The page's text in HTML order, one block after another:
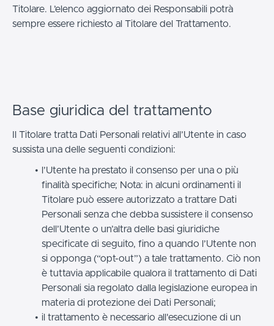
Titolare. L’elenco aggiornato dei Responsabili potrà
sempre essere richiesto al Titolare del Trattamento.
Base giuridica del trattamento
Il Titolare tratta Dati Personali relativi all’Utente in caso
sussista una delle seguenti condizioni:
l’Utente ha prestato il consenso per una o più
finalità specifiche; Nota: in alcuni ordinamenti il
Titolare può essere autorizzato a trattare Dati
Personali senza che debba sussistere il consenso
dell’Utente o un’altra delle basi giuridiche
specificate di seguito, fino a quando l’Utente non
si opponga (“opt-out”) a tale trattamento. Ciò non
è tuttavia applicabile qualora il trattamento di Dati
Personali sia regolato dalla legislazione europea in
materia di protezione dei Dati Personali;
il trattamento è necessario all'esecuzione di un